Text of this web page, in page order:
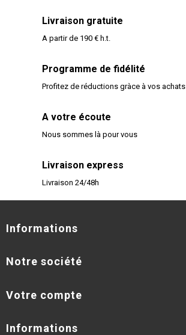
Livraison gratuite
A partir de 190 € h.t.
Programme de fidélité
Profitez de réductions gràce à vos achats
A votre écoute
Nous sommes là pour vous
Livraison express
Livraison 24/48h
Informations
Notre société
Votre compte
Informations